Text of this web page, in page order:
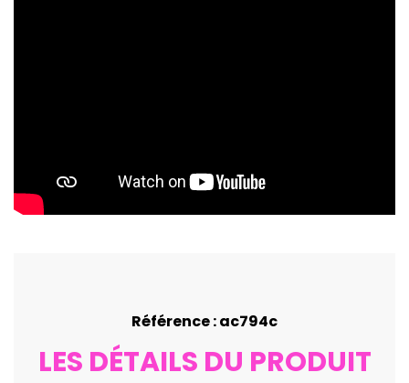
Référence : ac794c
LES DÉTAILS DU PRODUIT